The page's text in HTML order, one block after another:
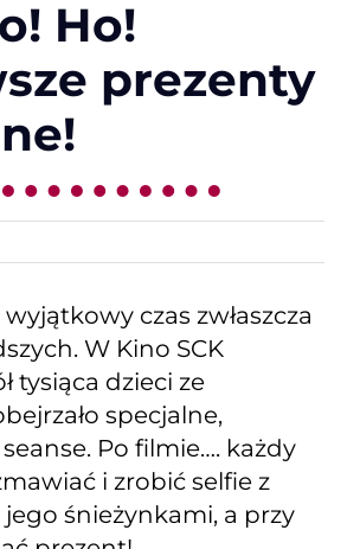
Ho!
prezenty
czas zwłaszcza
W Kino SCK
tysiąca dzieci ze
specjalne,
Po filmie…. każdy
i zrobić selfie z
jego śnieżynkami, a przy